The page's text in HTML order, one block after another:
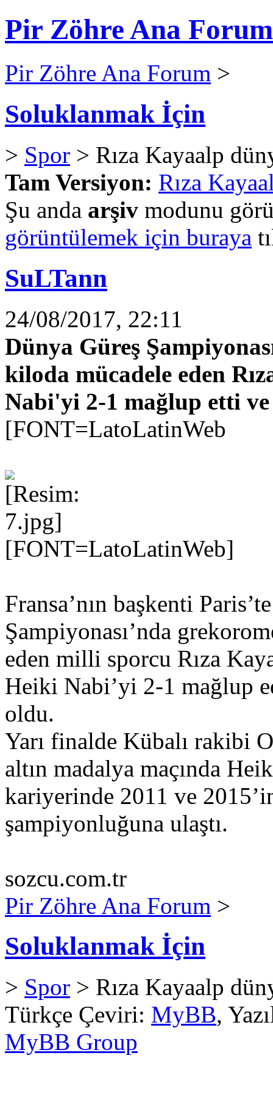
Pir Zöhre Ana Forum
Pir Zöhre Ana Forum >
Soluklanmak İçin
> Spor > Rıza Kayaalp
Tam Versiyon: Rıza
Şu anda arşiv modunu
görüntülemek için buraya
SuLTann
24/08/2017, 22:11
Dünya Güreş
kiloda mücadele eden
Nabi'yi 2-1 mağlup etti
[FONT=LatoLatinWeb
[FONT=LatoLatinWeb]
Fransa’nın başkenti
Şampiyonası’nda
eden milli sporcu Rıza
Heiki Nabi’yi 2-1 mağlup
oldu.
Yarı finalde Kübalı rakibi
altın madalya maçında
kariyerinde 2011 ve
şampiyonluğuna ulaştı.
sozcu.com.tr
Pir Zöhre Ana Forum >
Soluklanmak İçin
> Spor > Rıza Kayaalp
Türkçe Çeviri: MyBB,
MyBB Group